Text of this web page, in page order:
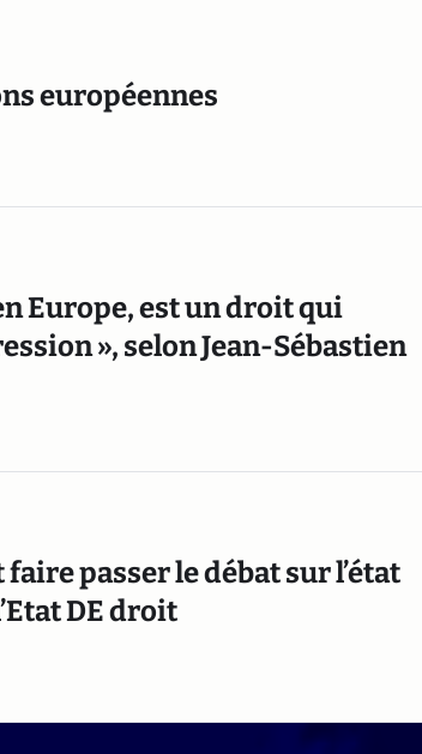
européennes
Europe, est un droit qui
», selon Jean-Sébastien
passer le débat sur l’état
DE droit